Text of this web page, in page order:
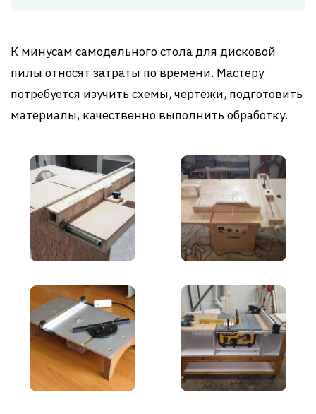
К минусам самодельного стола для дисковой
пилы относят затраты по времени. Мастеру
потребуется изучить схемы, чертежи, подготовить
материалы, качественно выполнить обработку.